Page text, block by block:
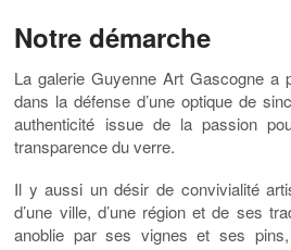
Notre démarche
La galerie Guyenne Art Gascogne a
dans la défense d’une optique de
authenticité issue de la passion
transparence du verre.
Il y aussi un désir de convivialité
d’une ville, d’une région et de ses
anoblie par ses vignes et ses